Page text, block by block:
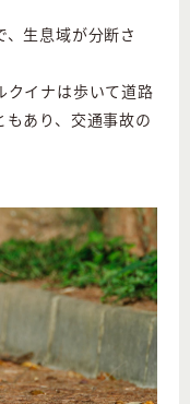
生息域が分断さ
クイナは歩いて道路
あり、交通事故の